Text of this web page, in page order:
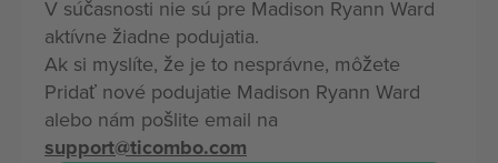
V súčasnosti nie sú pre Madison Ryann Ward
aktívne žiadne podujatia.
Ak si myslíte, že je to nesprávne, môžete
Pridať nové podujatie Madison Ryann Ward
alebo nám pošlite email na
support@ticombo.com